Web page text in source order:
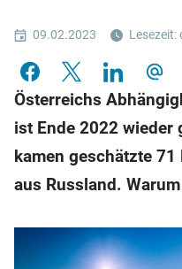
09.02.2023 Lesezeit:
Österreichs
ist Ende 2022 wieder
kamen geschätzte
aus Russland.